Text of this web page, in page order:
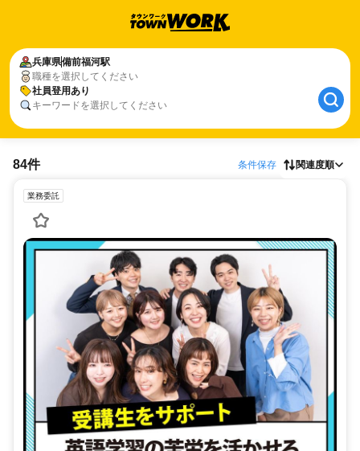
兵庫県備前福河駅
職種を選択してください
社員登用あり
キーワードを選択してください
84件 条件保存 関連度順
業務委託